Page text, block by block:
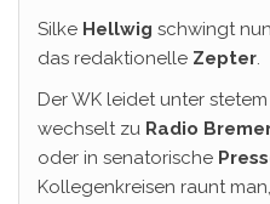
Silke Hellwig schwingt
das redaktionelle Zepter.
Der WK leidet unter stetem
wechselt zu Radio
oder in senatorische
Kollegenkreisen raunt